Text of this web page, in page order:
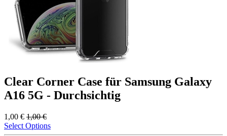
Clear Corner Case für Samsung Galaxy
A16 5G - Durchsichtig
1,00 € 1,00€
Select Options